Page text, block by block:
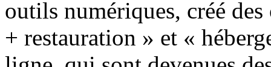
outils numériques, créé
+ restauration » et «